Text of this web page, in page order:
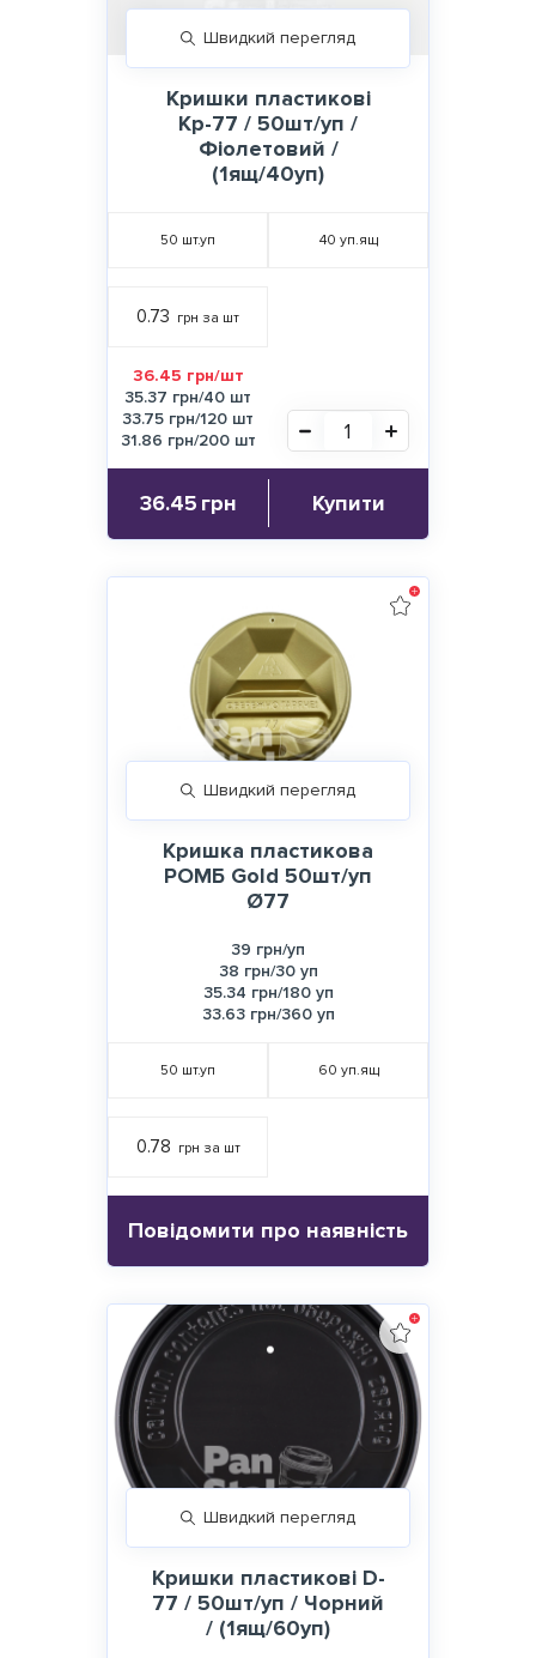
Швидкий перегляд
Кришки пластикові
Кр-77 / 50шт/уп /
Фіолетовий /
(1ящ/40уп)
50 шт.уп 40 уп.ящ
0.73 грн за шт
36.45 грн/шт
35.37 грн/40 шт
33.75 грн/120 шт
31.86 грн/200 шт
36.45 грн Купити
Швидкий перегляд
Кришка пластикова
РОМБ Gold 50шт/уп
Ø77
39 грн/уп
38 грн/30 уп
35.34 грн/180 уп
33.63 грн/360 уп
50 шт.уп 60 уп.ящ
0.78 грн за шт
Повідомити про наявність
Швидкий перегляд
Кришки пластикові D-
77 / 50шт/уп / Чорний
/ (1ящ/60уп)